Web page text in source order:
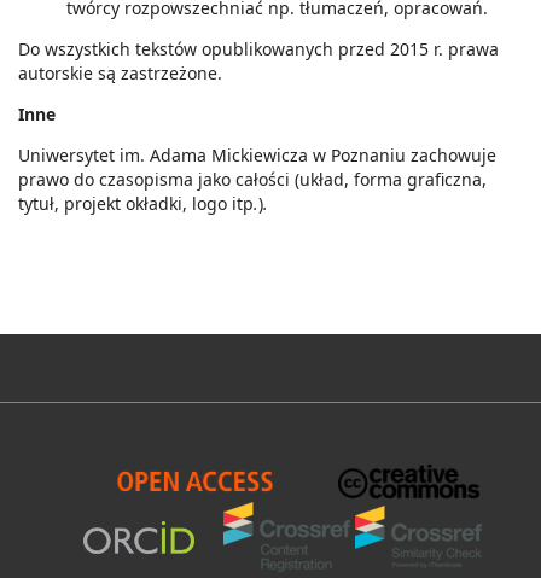
twórcy rozpowszechniać np. tłumaczeń, opracowań.
Do wszystkich tekstów opublikowanych przed 2015 r. prawa
autorskie są zastrzeżone.
Inne
Uniwersytet im. Adama Mickiewicza w Poznaniu zachowuje
prawo do czasopisma jako całości (układ, forma graficzna,
tytuł, projekt okładki, logo itp.).